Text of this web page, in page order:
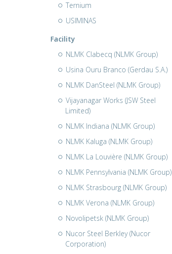
Ternium
USIMINAS
Facility
NLMK Clabecq (NLMK Group)
Usina Ouru Branco (Gerdau S.A.)
NLMK DanSteel (NLMK Group)
Vijayanagar Works (JSW Steel
Limited)
NLMK Indiana (NLMK Group)
NLMK Kaluga (NLMK Group)
NLMK La Louvière (NLMK Group)
NLMK Pennsylvania (NLMK Group)
NLMK Strasbourg (NLMK Group)
NLMK Verona (NLMK Group)
Novolipetsk (NLMK Group)
Nucor Steel Berkley (Nucor
Corporation)